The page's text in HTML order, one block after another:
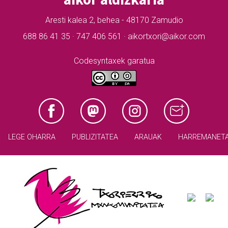
Aresti kalea 2, behea - 48170 Zamudio
688 86 41 35 · 747 406 561 · aikortxori@aikor.com
Codesyntaxek garatua
LEGE OHARRA PUBLIZITATEA ARAUAK